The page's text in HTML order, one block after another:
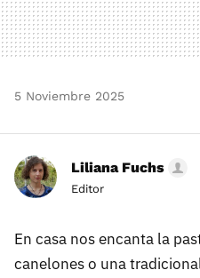
5 Noviembre 2025
Liliana Fuchs
Editor
En casa nos encanta la
canelones o una